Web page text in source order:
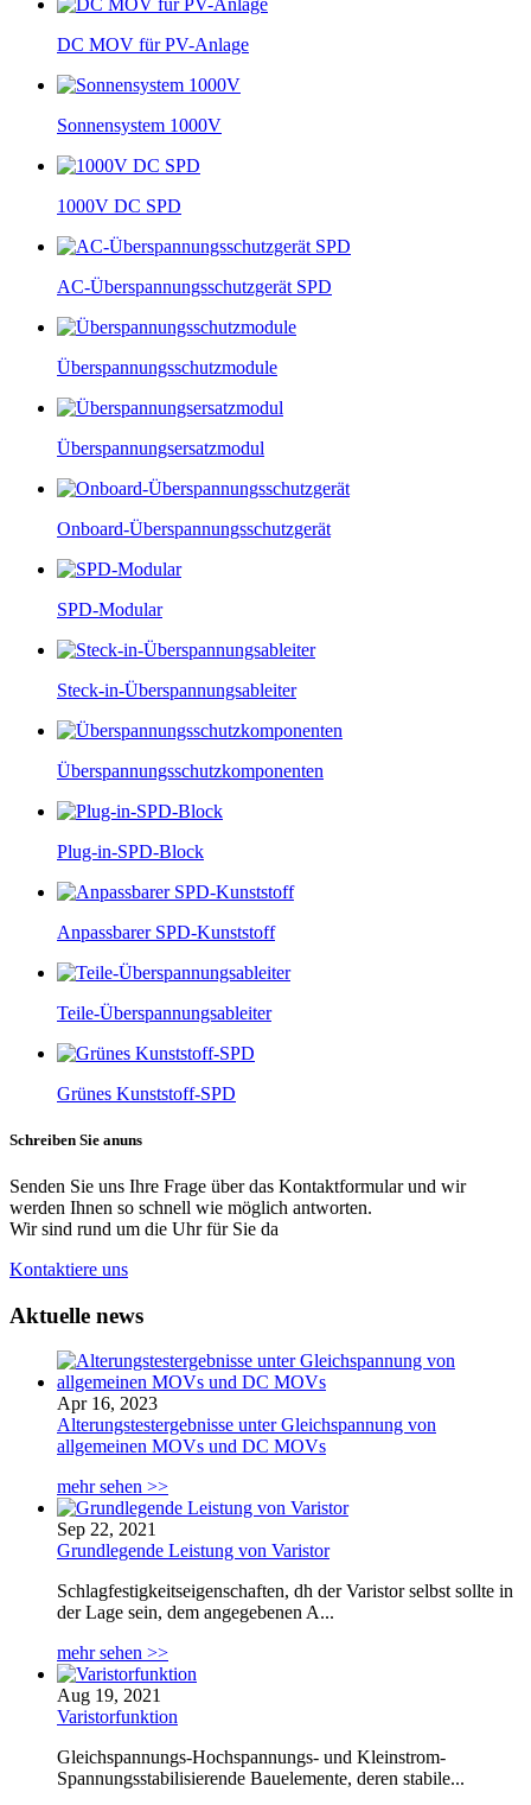
DC MOV für PV-Anlage
Sonnensystem 1000V
1000V DC SPD
AC-Überspannungsschutzgerät SPD
Überspannungsschutzmodule
Überspannungsersatzmodul
Onboard-Überspannungsschutzgerät
SPD-Modular
Steck-in-Überspannungsableiter
Überspannungsschutzkomponenten
Plug-in-SPD-Block
Anpassbarer SPD-Kunststoff
Teile-Überspannungsableiter
Grünes Kunststoff-SPD
Schreiben Sie anuns
Senden Sie uns Ihre Frage über das Kontaktformular und wir
werden Ihnen so schnell wie möglich antworten.
Wir sind rund um die Uhr für Sie da
Kontaktiere uns
Aktuelle news
Apr 16, 2023
Alterungstestergebnisse unter Gleichspannung von
allgemeinen MOVs und DC MOVs
mehr sehen >>
Sep 22, 2021
Grundlegende Leistung von Varistor
Schlagfestigkeitseigenschaften, dh der Varistor selbst sollte in
der Lage sein, dem angegebenen A...
mehr sehen >>
Aug 19, 2021
Varistorfunktion
Gleichspannungs-Hochspannungs- und Kleinstrom-
Spannungsstabilisierende Bauelemente, deren stabile...